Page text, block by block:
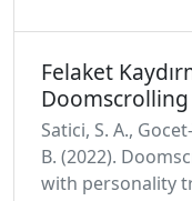
Felaket
Doomscrolling
Satici, S. A.,
B. (2022).
with personality